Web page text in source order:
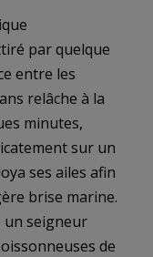
par quelque
entre les
relâche à la
minutes,
sur un
ses ailes afin
brise marine.
un seigneur
de